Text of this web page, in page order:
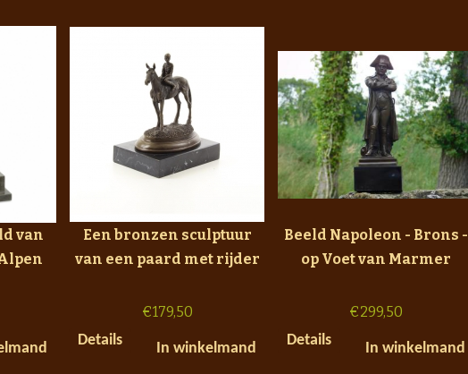
van
Een bronzen sculptuur
van een paard met rijder
€179,50
Details
In winkelmand
Beeld Napoleon - Brons -
op Voet van Marmer
€299,50
Details
In winkelmand